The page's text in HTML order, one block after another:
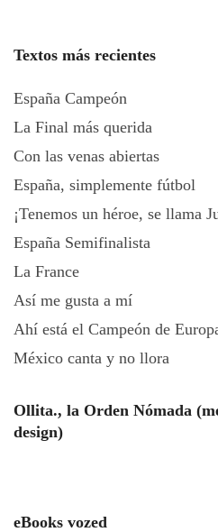
Textos más recientes
España Campeón
La Final más querida
Con las venas abiertas
España, simplemente fútbol
¡Tenemos un héroe, se llama
España Semifinalista
La France
Así me gusta a mí
Ahí está el Campeón de
México canta y no llora
Ollita., la Orden Nómada
design)
eBooks vozed